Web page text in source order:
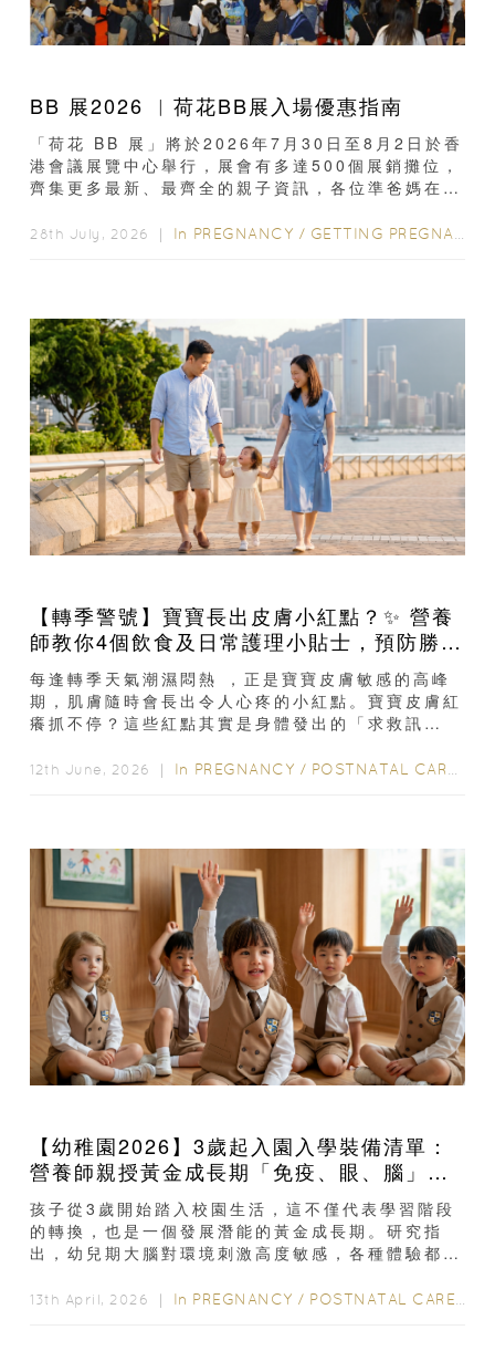
BB 展2026 ︳荷花BB展入場優惠指南
「荷花 BB 展」將於2026年7月30日至8月2日於香
港會議展覽中心舉行，展會有多達500個展銷攤位，
齊集更多最新、最齊全的親子資訊，各位準爸媽在入
28th July, 2026 ｜ In PREGNANCY / GETTING PREGNANT
​​【轉季警號】寶寶長出皮膚小紅點？✨ 營養
師教你4個飲食及日常護理小貼士，預防勝於
補救！​
每逢轉季天氣潮濕悶熱 ，正是寶寶皮膚敏感的高峰
期，肌膚隨時會長出令人心疼的小紅點。寶寶皮膚紅
癢抓不停？這些紅點其實是身體發出的「求救訊
或許有應對經驗...
12th June, 2026 ｜ In PREGNANCY / POSTNATAL CARE
【幼稚園2026】3歲起入園入學裝備清單：
營養師親授黃金成長期「免疫、眼、腦」營
養策略
孩子從3歲開始踏入校園生活，這不僅代表學習階段
的轉換，也是一個發展潛能的黃金成長期。研究指
出，幼兒期大腦對環境刺激高度敏感，各種體驗都能
鍵時期...
13th April, 2026 ｜ In PREGNANCY / POSTNATAL CARE